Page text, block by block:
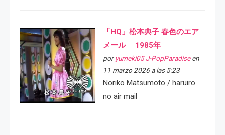
「HQ」松本典子 春色のエア
メール 1985年
por yumeki05 J-PopParadiseen
11 marzo 2026 a las 5:23
Noriko Matsumoto / haruiro
no air mail